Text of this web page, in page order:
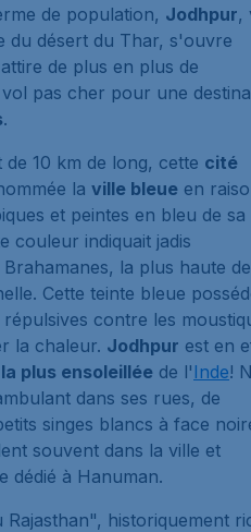
de population, Jodhpur,
du désert du Thar, s'ouvre
de plus en plus de
pas cher pour une
.
10 km de long, cette cité
la ville bleue en
et peintes en bleu de sa
couleur indiquait jadis
la plus haute
Cette teinte bleue
contre les
la chaleur. Jodhpur est en
plus ensoleillée de l'Inde!
dans ses rues, de
singes blancs à face
souvent dans la ville et
dédié à Hanuman.
historiquement